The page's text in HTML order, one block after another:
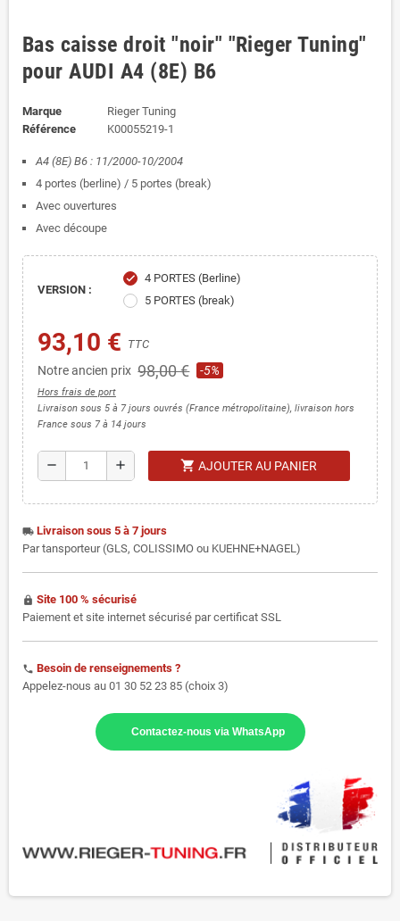
Bas caisse droit "noir" "Rieger Tuning"
pour AUDI A4 (8E) B6
Marque
Rieger Tuning
Référence
K00055219-1
A4 (8E) B6 : 11/2000-10/2004
4 portes (berline) / 5 portes (break)
Avec ouvertures
Avec découpe
VERSION :
check
4 PORTES (Berline)
5 PORTES (break)
93,10 € TTC
Notre ancien prix 98,00 € -5%
Hors frais de port
Livraison sous 5 à 7 jours ouvrés (France métropolitaine), livraison hors
France sous 7 à 14 jours
remove add shopping_cart AJOUTER AU PANIER
local_shipping Livraison sous 5 à 7 jours
Par tansporteur (GLS, COLISSIMO ou KUEHNE+NAGEL)
https Site 100 % sécurisé
Paiement et site internet sécurisé par certificat SSL
phone Besoin de renseignements ?
Appelez-nous au 01 30 52 23 85 (choix 3)
Contactez-nous via WhatsApp